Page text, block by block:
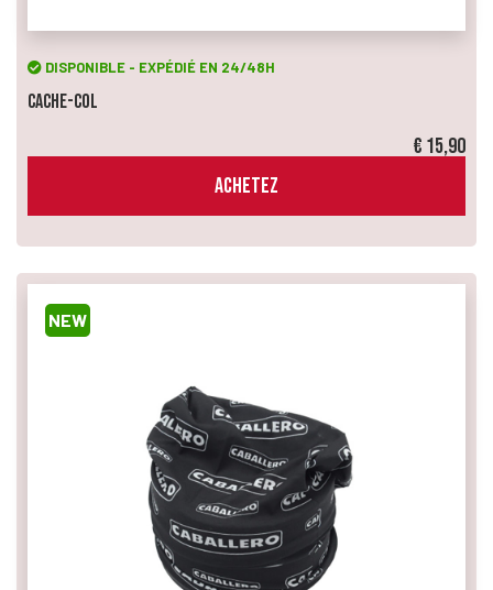
DISPONIBLE - EXPÉDIÉ EN 24/48H
Cache-Col
€ 15,90
ACHETEZ
NEW